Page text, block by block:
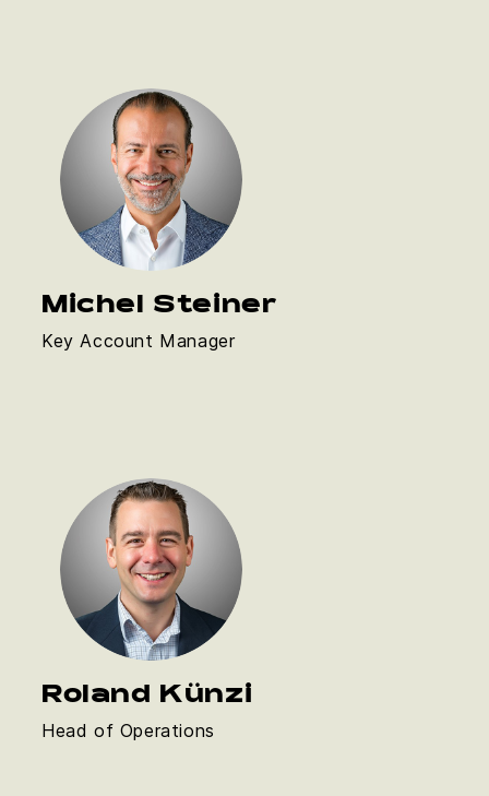
Michel Steiner
Key Account Manager
Roland Künzi
Head of Operations